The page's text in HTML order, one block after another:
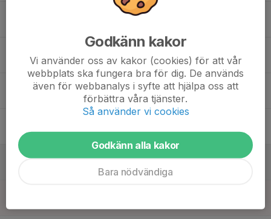
Godkänn kakor
Vi använder oss av kakor (cookies) för att vår
webbplats ska fungera bra för dig. De används
även för webbanalys i syfte att hjälpa oss att
förbättra våra tjänster.
Så använder vi cookies
Godkänn alla kakor
Bara nödvändiga